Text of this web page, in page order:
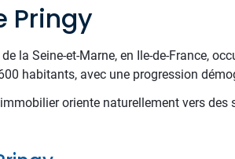
Pringy
la Seine-et-Marne, en Ile-de-France,
habitants, avec une progression
oriente naturellement vers